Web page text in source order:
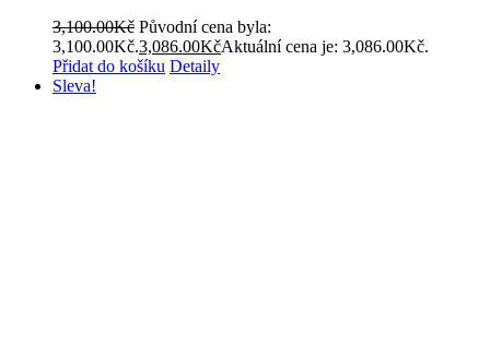
3,100.00Kč Původní cena byla:
3,100.00Kč.3,086.00KčAktuální cena je: 3,086.00Kč.
Přidat do košíku Detaily
Sleva!